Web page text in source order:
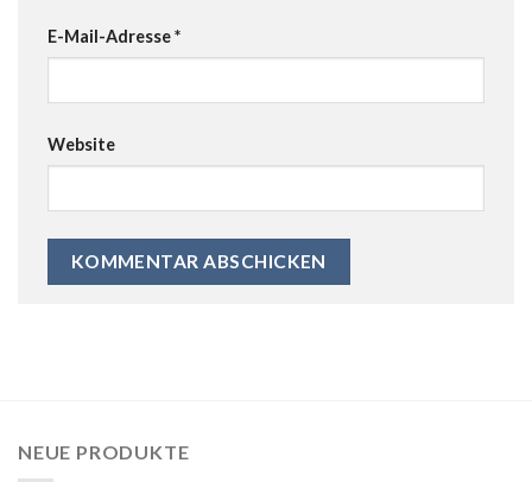
E-Mail-Adresse*
Website
NEUE PRODUKTE